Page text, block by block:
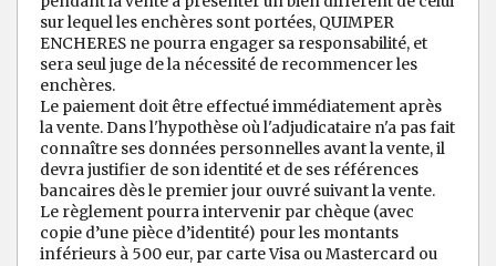
sur lequel les enchères sont portées, QUIMPER
ENCHERES ne pourra engager sa responsabilité, et
sera seul juge de la nécessité de recommencer les
enchères.
Le paiement doit être effectué immédiatement après
la vente. Dans l'hypothèse où l'adjudicataire n'a pas fait
connaître ses données personnelles avant la vente, il
devra justifier de son identité et de ses références
bancaires dès le premier jour ouvré suivant la vente.
Le règlement pourra intervenir par chèque (avec
copie d’une pièce d’identité) pour les montants
inférieurs à 500 eur, par carte Visa ou Mastercard ou